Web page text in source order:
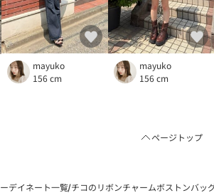
mayuko
156 cm
mayuko
156 cm
ページトップ
デイネート一覧 チコのリボンチャームボストンバッ